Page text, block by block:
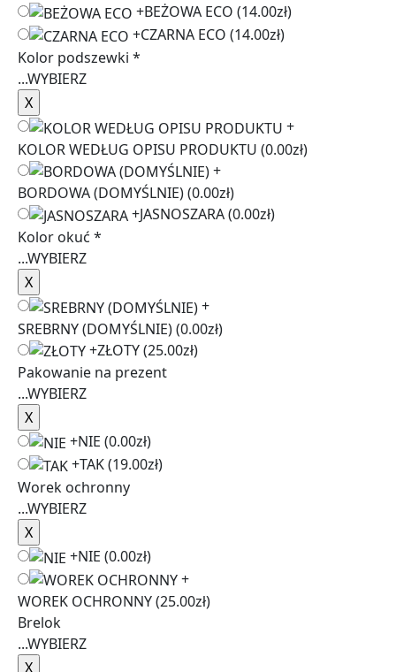
+BEŻOWA ECO (14.00zł)
+CZARNA ECO (14.00zł)
Kolor podszewki *
...WYBIERZ
+
KOLOR WEDŁUG OPISU PRODUKTU (0.00zł)
+
BORDOWA (DOMYŚLNIE)(0.00zł)
+JASNOSZARA(0.00zł)
Kolor okuć *
...WYBIERZ
+
SREBRNY (DOMYŚLNIE)(0.00zł)
+ZŁOTY(25.00zł)
Pakowanie na prezent
...WYBIERZ
+NIE (0.00zł)
+TAK(19.00zł)
Worek ochronny
...WYBIERZ
+NIE (0.00zł)
+
WOREK OCHRONNY(25.00zł)
Brelok
...WYBIERZ